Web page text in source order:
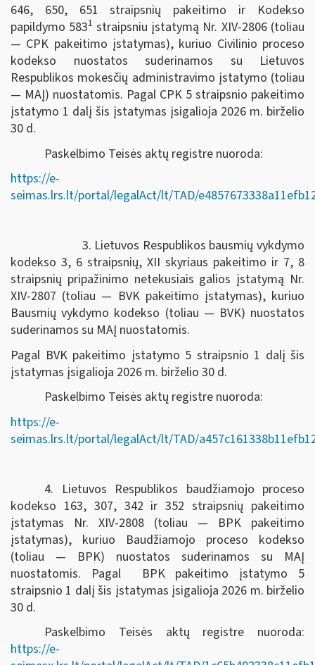
646, 650, 651 straipsnių pakeitimo ir Kodekso
papildymo 5831 straipsniu įstatymą Nr. XIV-2806 (toliau
— CPK pakeitimo įstatymas), kuriuo Civilinio proceso
kodekso nuostatos suderinamos su Lietuvos
Respublikos mokesčių administravimo įstatymo (toliau
— MAĮ) nuostatomis. Pagal CPK 5 straipsnio pakeitimo
įstatymo 1 dalį šis įstatymas įsigalioja 2026 m. birželio
30 d.
Paskelbimo Teisės aktų registre nuoroda:
https://e-
seimas.lrs.lt/portal/legalAct/lt/TAD/
3. Lietuvos Respublikos bausmių vykdymo
kodekso 3, 6 straipsnių, XII skyriaus pakeitimo ir 7, 8
straipsnių pripažinimo netekusiais galios įstatymą Nr.
XIV-2807 (toliau — BVK pakeitimo įstatymas), kuriuo
Bausmių vykdymo kodekso (toliau — BVK) nuostatos
suderinamos su MAĮ nuostatomis.
Pagal BVK pakeitimo įstatymo 5 straipsnio 1 dalį šis
įstatymas įsigalioja 2026 m. birželio 30 d.
Paskelbimo Teisės aktų registre nuoroda:
https://e-
seimas.lrs.lt/portal/legalAct/lt/TAD/
4. Lietuvos Respublikos baudžiamojo proceso
kodekso 163, 307, 342 ir 352 straipsnių pakeitimo
įstatymas Nr. XIV-2808 (toliau — BPK pakeitimo
įstatymas), kuriuo Baudžiamojo proceso kodekso
(toliau — BPK) nuostatos suderinamos su MAĮ
nuostatomis. Pagal BPK pakeitimo įstatymo 5
straipsnio 1 dalį šis įstatymas įsigalioja 2026 m. birželio
30 d.
Paskelbimo Teisės aktų registre nuoroda:
https://e-